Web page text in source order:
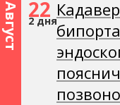
Август 22
2 дня